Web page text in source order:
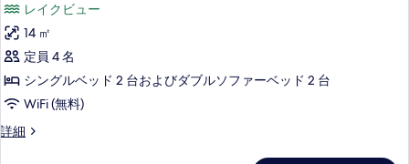
ン
ル
ー
ム
デ
ィ
朝
食
＆
イ
ン
ル
ー
ム
室
レ
イ
ク
ュ
レイクビュー
14 ㎡
定員 4 名
シングルベッド 2 台およびダブルソファーベッド 2 台
WiFi (無料)
詳細
和